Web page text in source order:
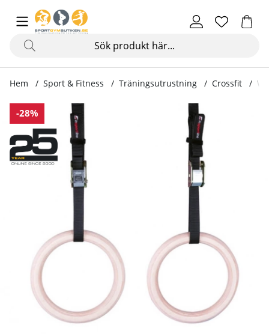
Hem Sport & Fitness Träningsutrustning Crossfit
-28%
Produktbilder Wooden Gymnastic Rings